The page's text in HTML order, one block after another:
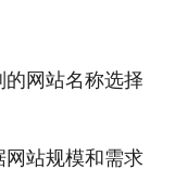
的网站名称选择
网站规模和需求